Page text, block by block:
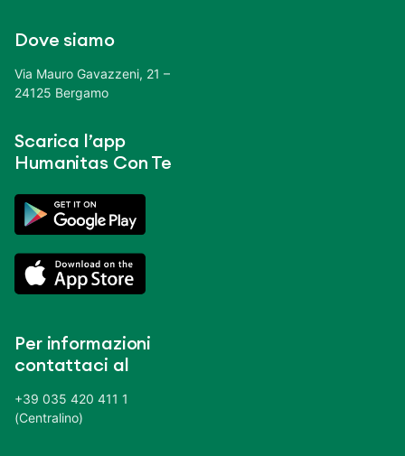
Dove siamo
Via Mauro Gavazzeni, 21 –
24125 Bergamo
Scarica l’app
Humanitas Con Te
Per informazioni
contattaci al
+39 035 420 411 1
(Centralino)